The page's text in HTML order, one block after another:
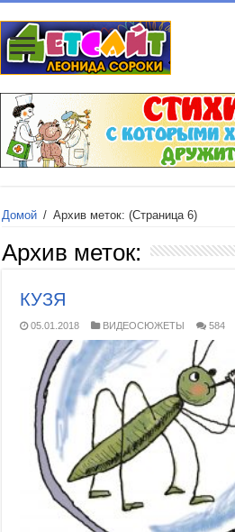
Домой / Архив меток: (Страница 6)
Архив меток:
КУЗЯ
05.01.2018 ВИДЕОСЮЖЕТЫ 584